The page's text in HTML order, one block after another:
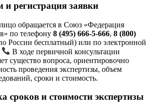
и регистрация заявки
обращается в Союз «Федерация
по телефону 8 (495) 666-5-666, 8 (800)
России бесплатный) или по электронной
В ходе первичной консультации
существо вопроса, ориентировочно
проведения экспертизы, объем
сроки и стоимость.
сроков и стоимости экспертизы